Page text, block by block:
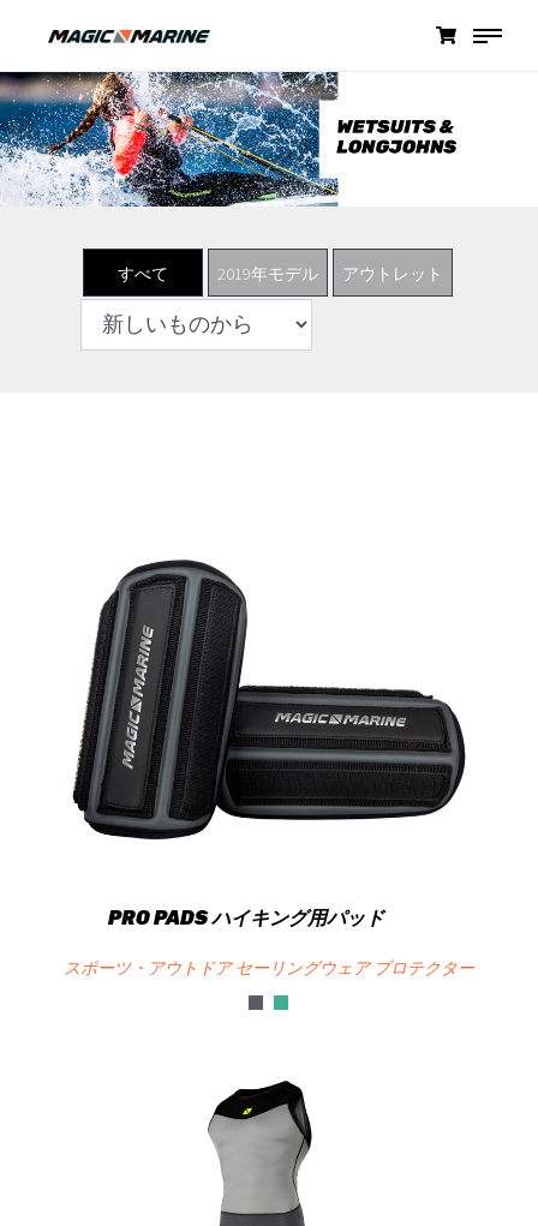
すべて 2019年モデル アウトレット
PRO PADS ハイキング用パッド
スポーツ・アウトドア セーリングウェア プロテクター